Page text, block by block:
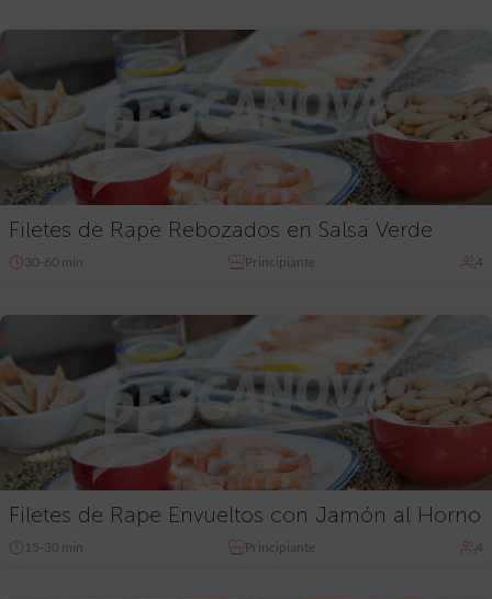
Filetes de Rape Rebozados en Salsa Verde
30-60 min Principiante 4
Filetes de Rape Envueltos con Jamón al Horno
15-30 min Principiante 4